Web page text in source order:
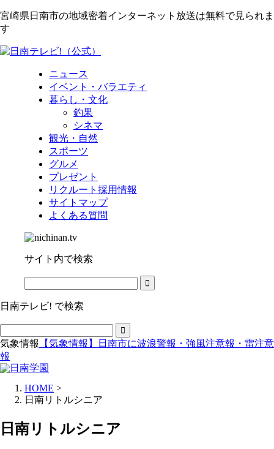
宮崎県日南市の地域密着インターネット放送は無料で見られま
す
ニュース
イベント・バラエティ
暮らし・文化
釣果
シネマ
観光・自然
スポーツ
グルメ
プレゼント
リクルート採用情報
サイトマップ
よくある質問
サイト内で検索
日南テレビ! で検索
気象情報
【気象情報】日南市に波浪警報・強風注意報・雷注意
報
HOME >
日南リトルシニア
日南リトルシニア